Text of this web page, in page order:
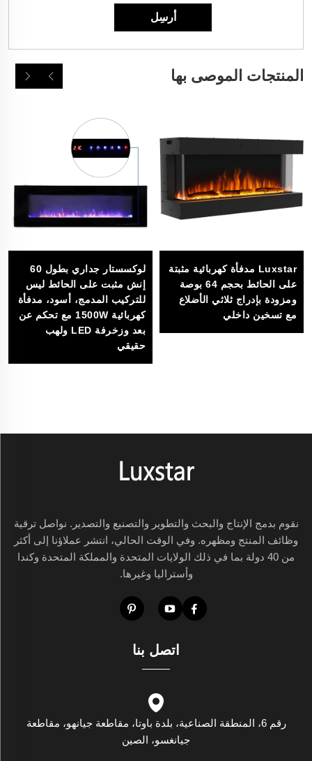
المنتجات الموصى بها
Luxstar مدفأة كهربائية مثبتة
على الحائط بحجم 64 بوصة
ومزودة بإدراج ثلاثي الأضلاع
مع تسخين داخلي
لوكسستار جداري بطول 60
إنش مثبت على الحائط ليس
للتركيب المدمج، أسود، مدفأة
كهربائية 1500W مع تحكم عن
بعد وزخرفة LED ولهب
حقيقي
نقوم بدمج الإنتاج والبحث والتطوير والتصنيع والتصدير. نواصل ترقية
وظائف المنتج ومظهره. وفي الوقت الحالي، انتشر عملاؤنا إلى أكثر
من 40 دولة بما في ذلك الولايات المتحدة والمملكة المتحدة وكندا
وأستراليا وغيرها.
اتصل بنا
رقم 6، المنطقة الصناعية، بلدة باوتا، مقاطعة جيانهو، مقاطعة
جيانغسو، الصين